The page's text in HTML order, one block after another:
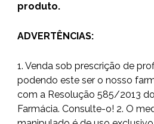
produto.
ADVERTÊNCIAS:
1. Venda sob prescrição de
podendo este ser o nosso
com a Resolução 585/2013
Farmácia. Consulte-o! 2. O